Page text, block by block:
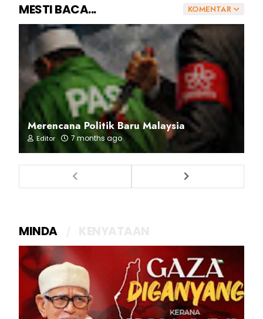
KOMENTAR
MESTI BACA...
Merencana Politik Baru Malaysia
Editor 7 months ago
MINDA